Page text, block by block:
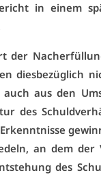
in ei­nem
der
dies­be­züg­lich
aus den
des
an dem der
des